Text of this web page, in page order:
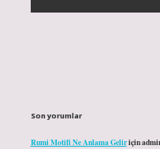
Son yorumlar
Rumi Motifi Ne Anlama Geliriçin